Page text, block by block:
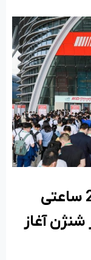
نمایشگاه چاینا پلاس 2021 ساعتی
آغاز